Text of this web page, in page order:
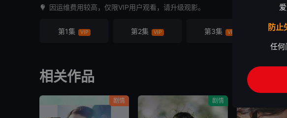
因运维费用较高，仅限VIP用户观看，请升级观影。
第1集 VIP 第2集 VIP 第3集 VIP 第
相关作品
剧情 剧情
防止
任何